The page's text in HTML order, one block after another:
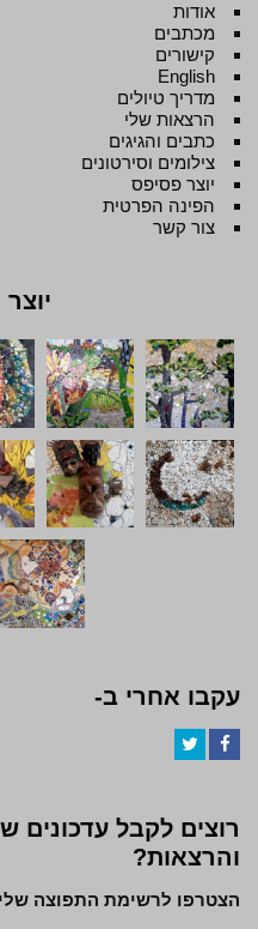
אודות
מכתבים
קישורים
English
מדריך טיולים
הרצאות שלי
כתבים והגיגים
צילומים וסירטונים
יוצר פסיפס
הפינה הפרטית
צור קשר
עקבו אחרי ב-
רוצים לקבל עדכונים
והרצאות?
הצטרפו לרשימת התפוצה שלי